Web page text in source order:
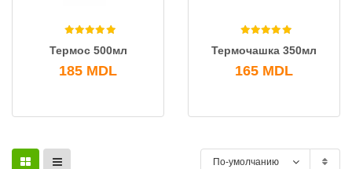
Термос 500мл
185 MDL
Термочашка 350мл
165 MDL
По-умолчанию